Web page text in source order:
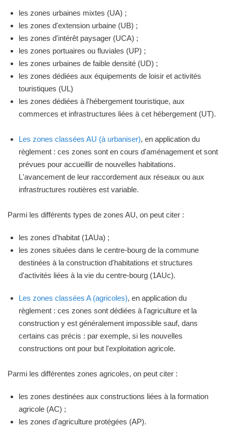
les zones urbaines mixtes (UA) ;
les zones d'extension urbaine (UB) ;
les zones d'intérêt paysager (UCA) ;
les zones portuaires ou fluviales (UP) ;
les zones urbaines de faible densité (UD) ;
les zones dédiées aux équipements de loisir et activités
touristiques (UL)
les zones dédiées à l'hébergement touristique, aux
commerces et infrastructures liées à cet hébergement (UT).
Les zones classées AU (à urbaniser), en application du
règlement : ces zones sont en cours d'aménagement et sont
prévues pour accueillir de nouvelles habitations.
L'avancement de leur raccordement aux réseaux ou aux
infrastructures routières est variable.
Parmi les différents types de zones AU, on peut citer :
les zones d'habitat (1AUa) ;
les zones situées dans le centre-bourg de la commune
destinées à la construction d'habitations et structures
d'activités liées à la vie du centre-bourg (1AUc).
Les zones classées A (agricoles), en application du
règlement : ces zones sont dédiées à l'agriculture et la
construction y est généralement impossible sauf, dans
certains cas précis : par exemple, si les nouvelles
constructions ont pour but l'exploitation agricole.
Parmi les différentes zones agricoles, on peut citer :
les zones destinées aux constructions liées à la formation
agricole (AC) ;
les zones d'agriculture protégées (AP).